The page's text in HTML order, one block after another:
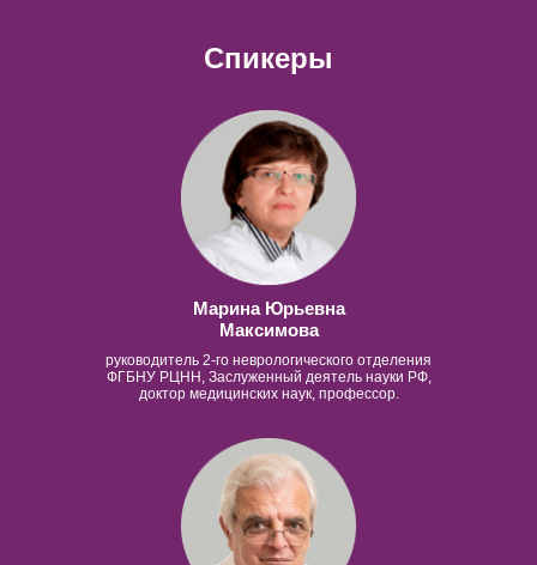
Спикеры
руководитель 2-го неврологического отделения
ФГБНУ РЦНН, Заслуженный деятель науки РФ,
доктор медицинских наук, профессор.
Марина Юрьевна
Максимова